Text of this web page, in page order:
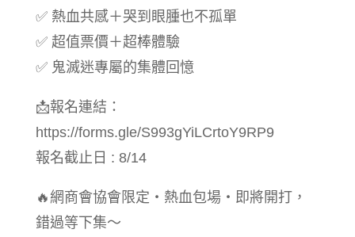
✅ 熱血共感＋哭到眼腫也不孤單
✅ 超值票價＋超棒體驗
✅ 鬼滅迷專屬的集體回憶
📩報名連結：
https://forms.gle/S993gYiLCrtoY9RP9
報名截止日 : 8/14
🔥網商會協會限定・熱血包場・即將開打，
錯過等下集～